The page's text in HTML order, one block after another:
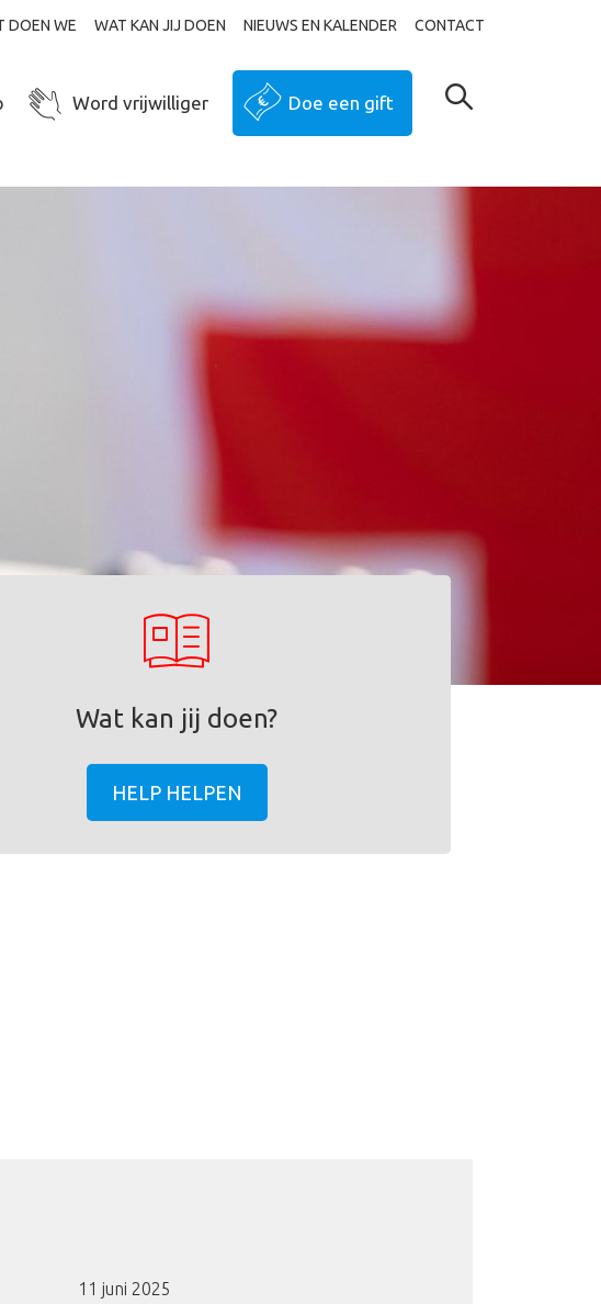
DOEN WE WAT KAN JIJ DOEN NIEUWS EN KALENDER CONTACT
Word vrijwilliger Doe een gift
Wat kan jij doen?
HELP HELPEN
11 juni 2025